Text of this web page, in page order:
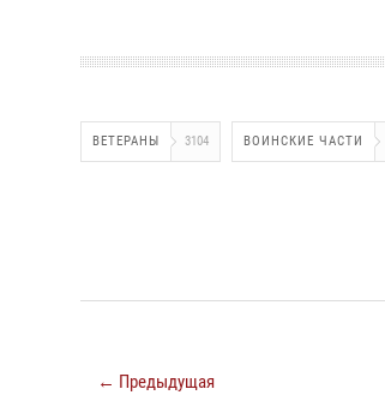
ВЕТЕРАНЫ 3104 ВОИНСКИЕ ЧАСТИ
← Предыдущая